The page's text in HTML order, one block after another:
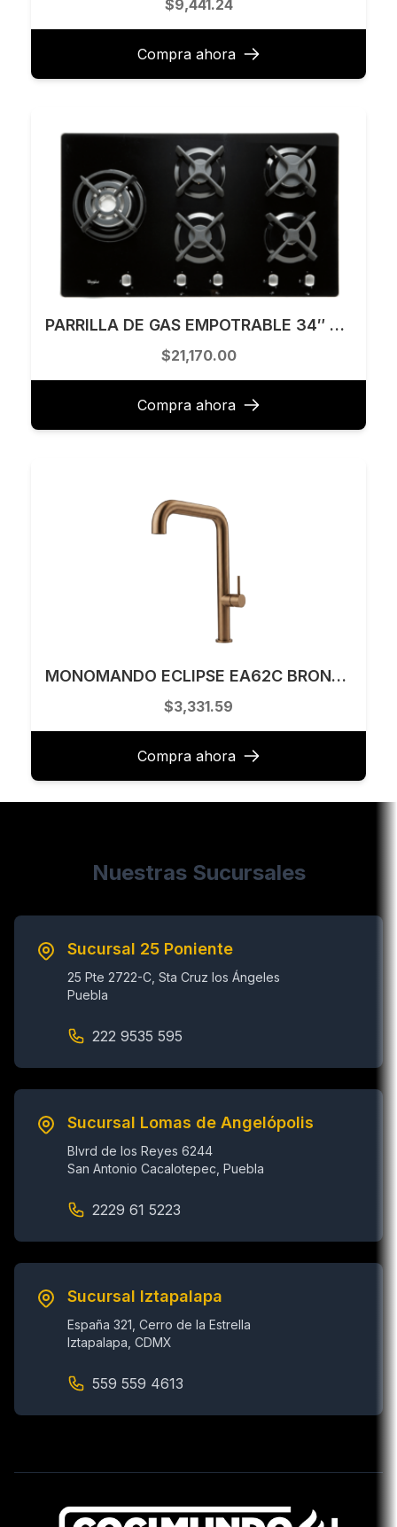
$9,441.24
Compra ahora
PARRILLA DE GAS EMPOTRABLE 34″ VITROCERAMICA NEGRO 5 QUEMADORES MARCA WHIRLPOOL MODELO AKT935NB
$21,170.00
Compra ahora
MONOMANDO ECLIPSE EA62C BRONZE ECLIPSEA62CBZ
$3,331.59
Compra ahora
Nuestras Sucursales
Sucursal 25 Poniente
25 Pte 2722-C, Sta Cruz los Ángeles
Puebla
222 9535 595
Sucursal Lomas de Angelópolis
Blvrd de los Reyes 6244
San Antonio Cacalotepec, Puebla
2229 61 5223
Sucursal Iztapalapa
España 321, Cerro de la Estrella
Iztapalapa, CDMX
559 559 4613